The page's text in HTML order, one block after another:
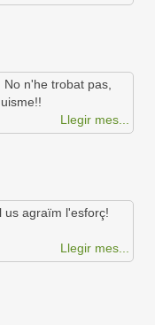
No n'he trobat pas,
Llegir mes...
us agraïm l'esforç!
Llegir mes...